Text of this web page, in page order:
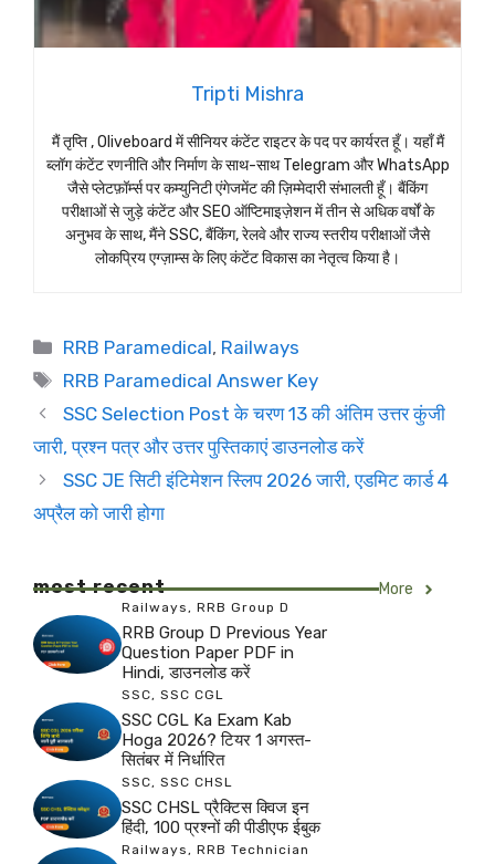
Tripti Mishra
मैं तृप्ति , Oliveboard में सीनियर कंटेंट राइटर के पद पर कार्यरत हूँ। यहाँ मैं
ब्लॉग कंटेंट रणनीति और निर्माण के साथ-साथ Telegram और WhatsApp
जैसे प्लेटफ़ॉर्म्स पर कम्युनिटी एंगेजमेंट की ज़िम्मेदारी संभालती हूँ। बैंकिंग
परीक्षाओं से जुड़े कंटेंट और SEO ऑप्टिमाइज़ेशन में तीन से अधिक वर्षों के
अनुभव के साथ, मैंने SSC, बैंकिंग, रेलवे और राज्य स्तरीय परीक्षाओं जैसे
लोकप्रिय एग्ज़ाम्स के लिए कंटेंट विकास का नेतृत्व किया है।
Categories
RRB Paramedical, Railways
Tags
RRB Paramedical Answer Key
SSC Selection Post के चरण 13 की अंतिम उत्तर कुंजी
जारी, प्रश्न पत्र और उत्तर पुस्तिकाएं डाउनलोड करें
SSC JE सिटी इंटिमेशन स्लिप 2026 जारी, एडमिट कार्ड 4
अप्रैल को जारी होगा
most recent More
Railways, RRB Group D
RRB Group D Previous Year
Question Paper PDF in
Hindi, डाउनलोड करें
SSC, SSC CGL
SSC CGL Ka Exam Kab
Hoga 2026? टियर 1 अगस्त-
सितंबर में निर्धारित
SSC, SSC CHSL
SSC CHSL प्रैक्टिस क्विज इन
हिंदी, 100 प्रश्नों की पीडीएफ ईबुक
Railways, RRB Technician